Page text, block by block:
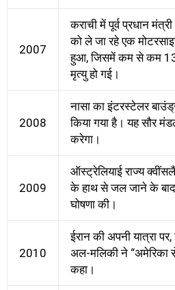
2007
कराची में पूर्व प्रधान
को ले जा रहे एक
हुआ, जिसमें कम से कम
मृत्यु हो गई।
2008
नासा का इंटरस्टेलर
किया गया है। यह सौर
करेगा।
2009
ऑस्ट्रेलियाई राज्य
के हाथ से जल जाने के
घोषणा की।
2010
ईरान की अपनी यात्रा
अल-मलिकी ने “अमेरिका
कहा।